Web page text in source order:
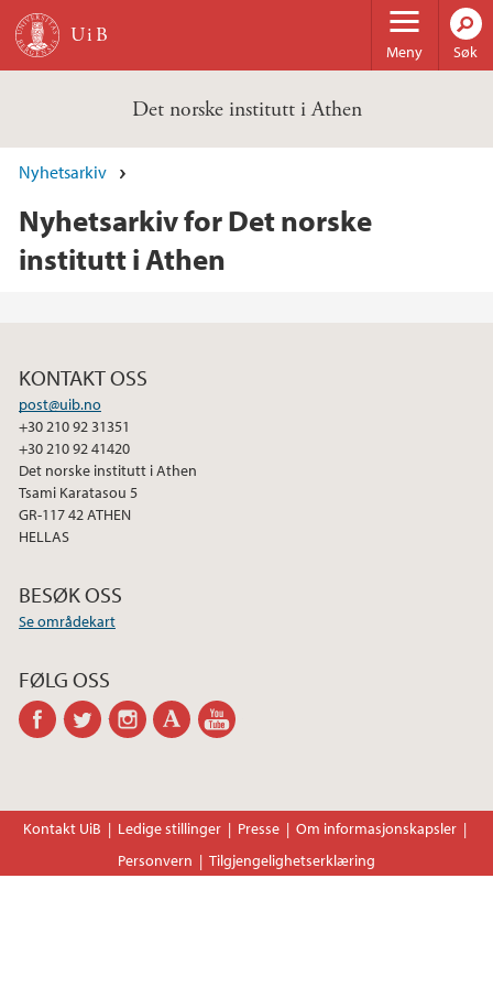
Hopp til hovedinnhold
Meny Søk
Det norske institutt i Athen
Nyhetsarkiv
Nyhetsarkiv for Det norske
institutt i Athen
KONTAKT OSS
post@uib.no
+30 210 92 31351
+30 210 92 41420
Det norske institutt i Athen
Tsami Karatasou 5
GR-117 42 ATHEN
HELLAS
BESØK OSS
Se områdekart
FØLG OSS
facebooktwitter instagramacademia
Kontakt UiB Ledige stillinger Presse
Om informasjonskapsler
Personvern
Tilgjengelighetserklæring